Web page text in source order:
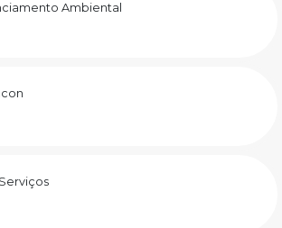
Ambiental